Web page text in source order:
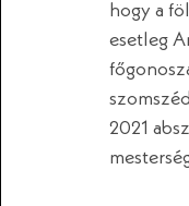
hogy a
esetleg
2021